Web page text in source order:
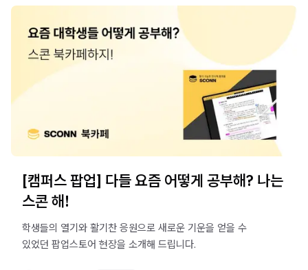
[캠퍼스 팝업] 다들 요즘 어떻게 공부해? 나는
스콘 해!
학생들의 열기와 활기찬 응원으로 새로운 기운을 얻을 수
있었던 팝업스토어 현장을 소개해 드립니다.